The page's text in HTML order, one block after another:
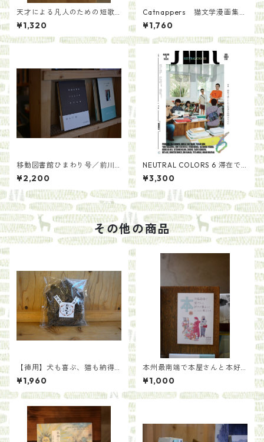
天才による凡人のための短歌
教室／木下龍也
¥1,320
Catnappers 猫文学漫画集／
長崎訓子
¥1,760
移動図書館ひまわり号／前川
恒雄
¥2,200
NEUTRAL COLORS 6 滞在で
感じたあの特別な時間はなん
だ
¥3,300
その他の商品
【徳用】犬も喜ぶ、猫も納得
の鹿まんま[種類いろいろ]
¥1,960
本州最南端で本屋さんと本好
きが集まって本について考え
たら/紀伊半島ブックマルシェ
実行委員たち
¥1,000